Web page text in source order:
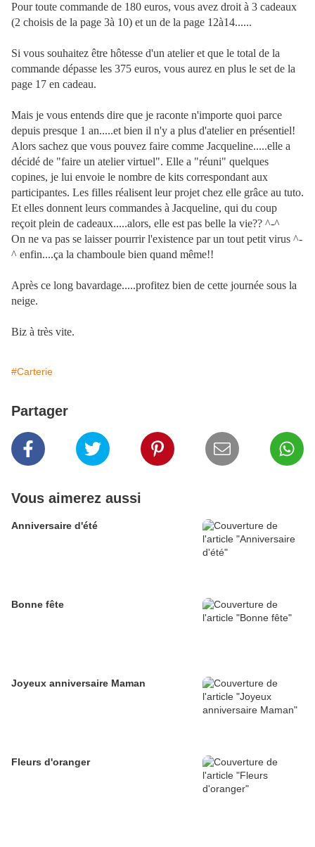
Pour toute commande de 180 euros, vous avez droit à 3 cadeaux
(2 choisis de la page 3à 10) et un de la page 12à14......
Si vous souhaitez être hôtesse d'un atelier et que le total de la
commande dépasse les 375 euros, vous aurez en plus le set de la
page 17 en cadeau.
Mais je vous entends dire que je raconte n'importe quoi parce
depuis presque 1 an.....et bien il n'y a plus d'atelier en présentiel!
Alors sachez que vous pouvez faire comme Jacqueline.....elle a
décidé de "faire un atelier virtuel". Elle a "réuni" quelques
copines, je lui envoie le nombre de kits correspondant aux
participantes. Les filles réalisent leur projet chez elle grâce au tuto.
Et elles donnent leurs commandes à Jacqueline, qui du coup
reçoit plein de cadeaux.....alors, elle est pas belle la vie?? ^-^
On ne va pas se laisser pourrir l'existence par un tout petit virus ^-
^ enfin....ça la chamboule bien quand même!!
Après ce long bavardage.....profitez bien de cette journée sous la
neige.
Biz à très vite.
#Carterie
Partager
Vous aimerez aussi
Anniversaire d'été
Bonne fête
Joyeux anniversaire Maman
Fleurs d'oranger